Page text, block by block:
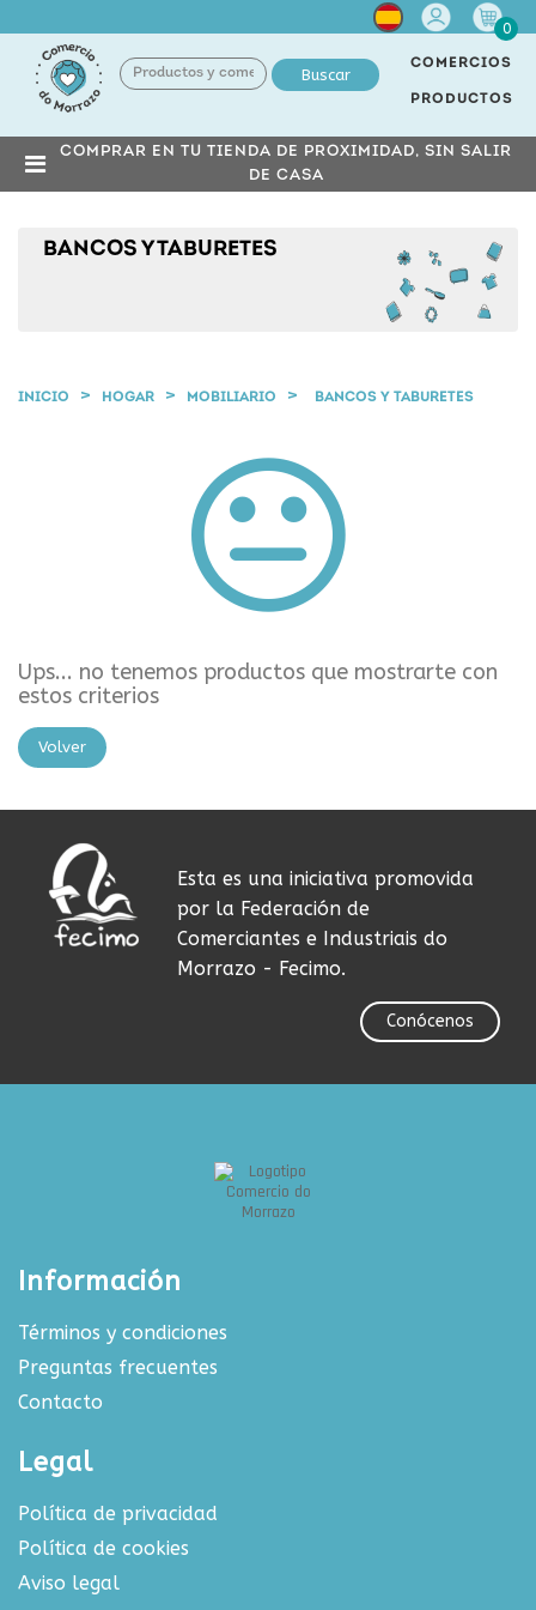
Cuenta
0
Buscar
COMERCIOS
PRODUCTOS
COMPRAR EN TU TIENDA DE PROXIMIDAD, SIN SALIR
DE CASA
BANCOS Y TABURETES
INICIO HOGAR MOBILIARIO BANCOS Y TABURETES
Ups... no tenemos productos que mostrarte con
estos criterios
Volver
Esta es una iniciativa promovida
por la Federación de
Comerciantes e Industriais do
Morrazo - Fecimo.
Conócenos
Información
Términos y condiciones
Preguntas frecuentes
Contacto
Legal
Política de privacidad
Política de cookies
Aviso legal